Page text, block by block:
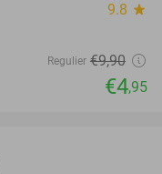
9.8 star
Regulier €9,90
€4,95